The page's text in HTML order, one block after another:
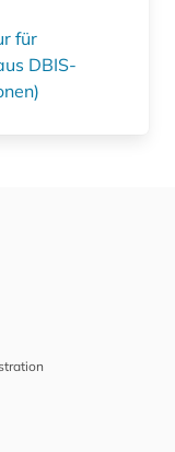
für
DBIS-